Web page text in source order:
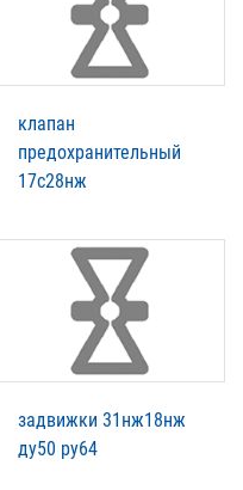
клапан
предохранительный
17с28нж
задвижки 31нж18нж
ду50 ру64